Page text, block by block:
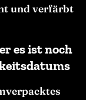
und verfärbt
es ist noch